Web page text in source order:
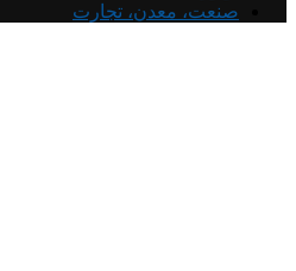
صنعت، معدن، تجارت